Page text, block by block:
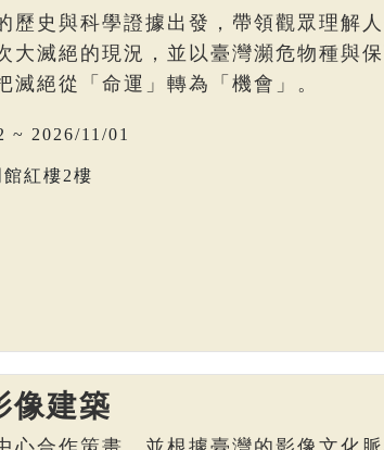
歷史與科學證據出發，帶領觀眾理解
大滅絕的現況，並以臺灣瀕危物種與
滅絕從「命運」轉為「機會」。
~ 2026/11/01
紅樓2樓
建築